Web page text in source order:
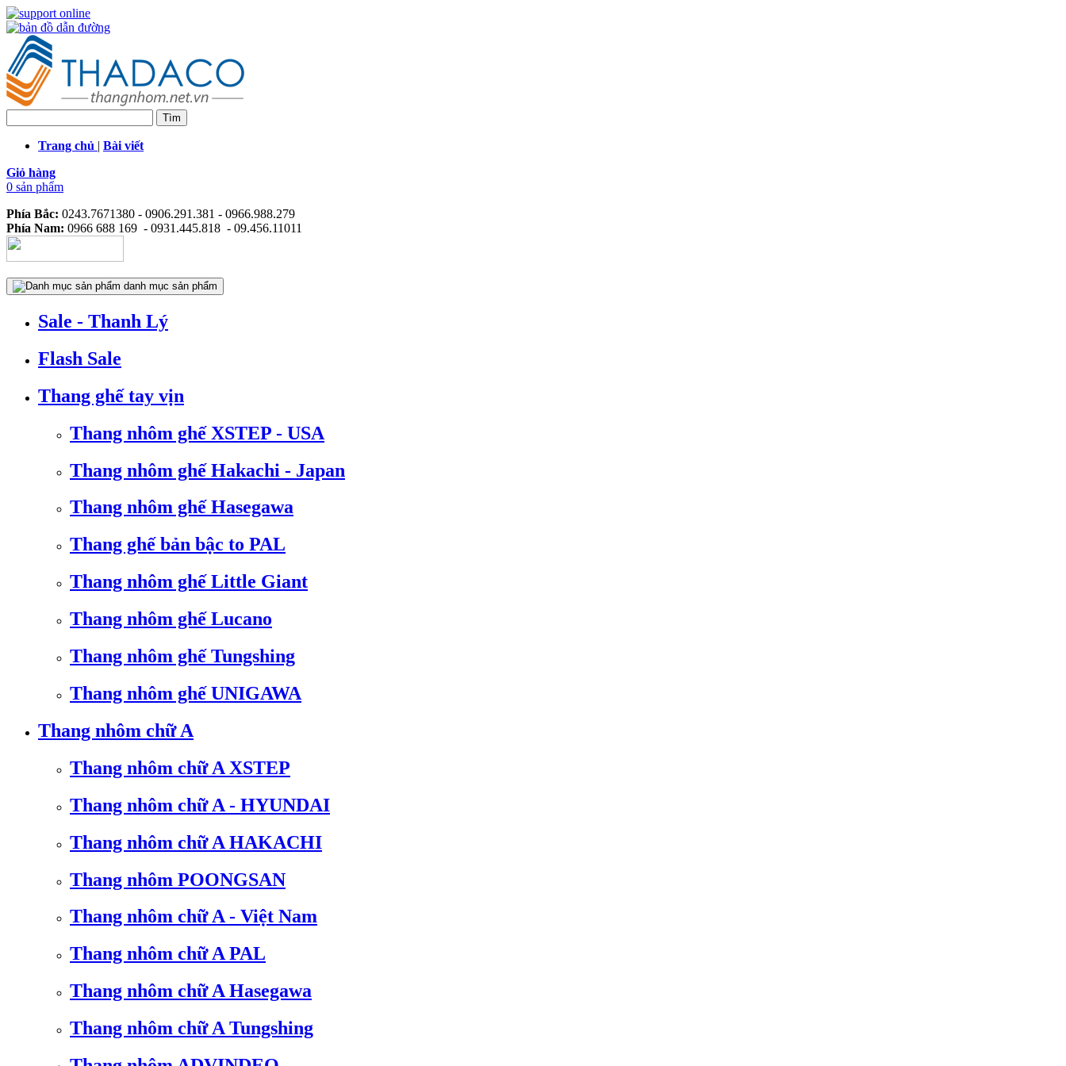
Trang chủ | Bài viết
Giỏ hàng
0 sản phẩm
Phía Bắc: 0243.7671380 - 0906.291.381 - 0966.988.279
Phía Nam: 0966 688 169 - 0931.445.818 - 09.456.11011
danh mục sản phẩm
Sale - Thanh Lý
Flash Sale
Thang ghế tay vịn
Thang nhôm ghế XSTEP - USA
Thang nhôm ghế Hakachi - Japan
Thang nhôm ghế Hasegawa
Thang ghế bản bậc to PAL
Thang nhôm ghế Little Giant
Thang nhôm ghế Lucano
Thang nhôm ghế Tungshing
Thang nhôm ghế UNIGAWA
Thang nhôm chữ A
Thang nhôm chữ A XSTEP
Thang nhôm chữ A - HYUNDAI
Thang nhôm chữ A HAKACHI
Thang nhôm POONGSAN
Thang nhôm chữ A - Việt Nam
Thang nhôm chữ A PAL
Thang nhôm chữ A Hasegawa
Thang nhôm chữ A Tungshing